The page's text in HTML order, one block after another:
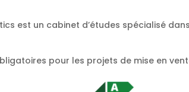
est un cabinet d’études spécialisé
pour les projets de mise en